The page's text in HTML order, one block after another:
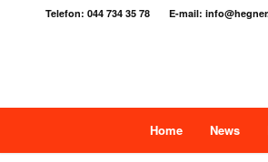
Telefon: 044 734 35 78 E-mail:
Home News